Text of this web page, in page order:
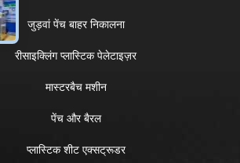
जुड़वां पेंच बाहर निकालना
रीसाइक्लिंग प्लास्टिक पेलेटाइज़र
मास्टरबैच मशीन
पेंच और बैरल
प्लास्टिक शीट एक्सट्रूडर